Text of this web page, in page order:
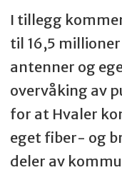
I tillegg
til 16,5
antenner og
overvåking av
for at Hvaler
eget fiber- og
deler av